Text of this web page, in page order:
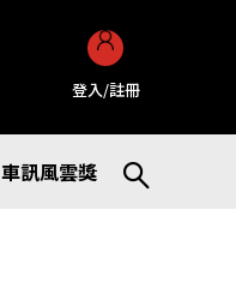
登入/註冊
車訊風雲獎